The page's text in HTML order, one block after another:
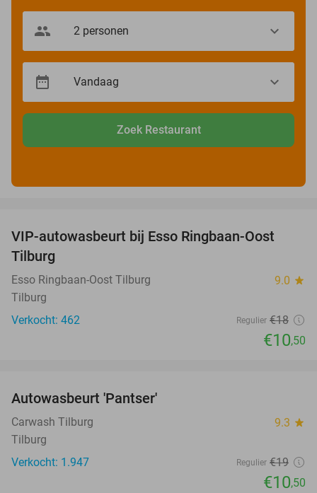
Zoek Restaurant
42%
VIP-autowasbeurt bij Esso Ringbaan-Oost
Tilburg
Esso Ringbaan-Oost Tilburg 9.0 star
Tilburg
Verkocht: 462
Regulier €18
€10,50
Autowasbeurt 'Pantser'
Carwash Tilburg 9.3 star
Tilburg
Verkocht: 1.947
Regulier €19
€10,50